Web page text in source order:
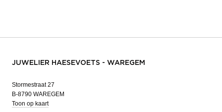
JUWELIER HAESEVOETS - WAREGEM
Stormestraat 27
B-8790 WAREGEM
Toon op kaart